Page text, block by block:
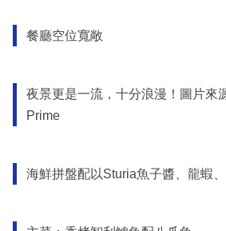
餐廳空位寬敞
夜景更是一流，十分浪漫！圖片來
Prime
海鮮拼盤配以Sturia魚子醬、龍蝦、